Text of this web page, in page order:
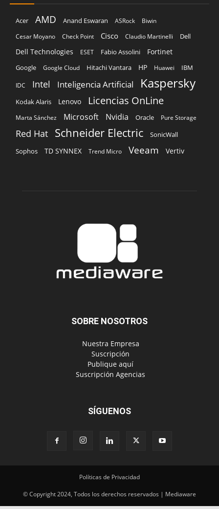
Acer AMD Anand Eswaran ASRock
Biwin
Cesar Moyano
Check Point Cisco Claudio Martinelli Dell
Dell Technologies ESET Fabio Assolini Fortinet
Google Google Cloud Hitachi Vantara HP Huawei IBM
IDC Intel Inteligencia Artificial Kaspersky
Kodak Alaris Lenovo Licencias OnLine
Marta Sánchez Microsoft Nvidia Oracle Pure Storage
Red Hat Schneider Electric SonicWall
Sophos TD SYNNEX Trend Micro Veeam Vertiv
SOBRE NOSOTROS
‎ Nuestra Empresa
‎ Suscripción
‎ Publique aquí
‎ Suscripción Agencias
SÍGUENOS
Políticas de Privacidad
© Copyright 2024, Todos los derechos reservados | Mediaware